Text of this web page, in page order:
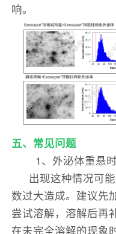
响。
五、常见问题
1、外泌体重悬时
出现这种情况可
数过大造成。建议先
尝试溶解，溶解后再
在未完全溶解的现象